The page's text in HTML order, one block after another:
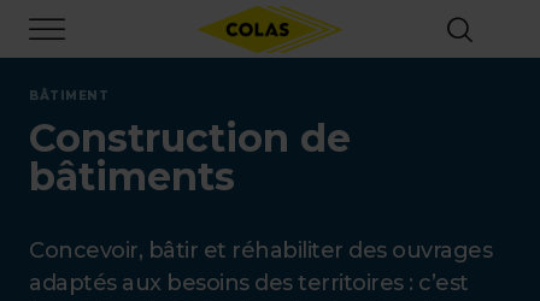
contenu
principal
BÂTIMENT
Construction de
bâtiments
Concevoir, bâtir et réhabiliter des ouvrages
adaptés aux besoins des territoires : c’est